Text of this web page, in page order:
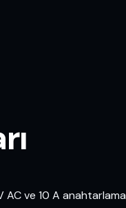
ve 10 A anahtarlama